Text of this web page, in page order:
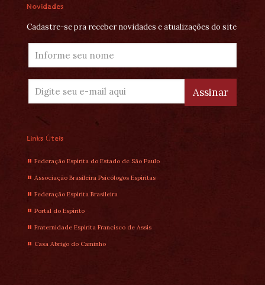
Novidades
Cadastre-se pra receber novidades e atualizações do site
Links Úteis
Federação Espírita do Estado de São Paulo
Associação Brasileira Psicólogos Espíritas
Federação Espírita Brasileira
Portal do Espírito
Fraternidade Espírita Francisco de Assis
Casa Abrigo do Caminho